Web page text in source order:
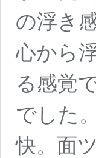
の浮き
心から
る感覚
でした
快。面